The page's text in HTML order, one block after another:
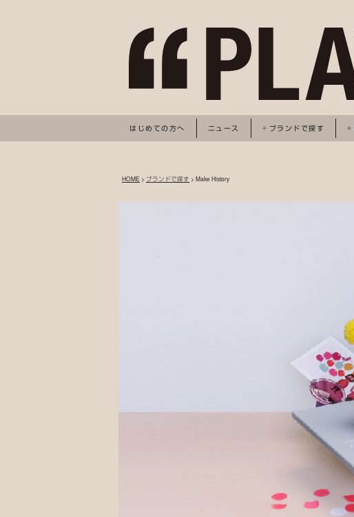
はじめての方へ ニュース ブランドで探す
HOME > ブランドで探す > Make History